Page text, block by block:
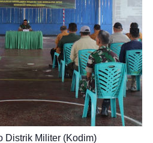
Distrik Militer (Kodim)